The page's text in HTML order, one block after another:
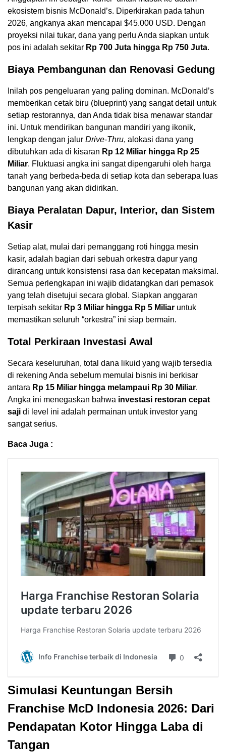
ekosistem bisnis McDonald’s. Diperkirakan pada tahun
2026, angkanya akan mencapai $45.000 USD. Dengan
proyeksi nilai tukar, dana yang perlu Anda siapkan untuk
pos ini adalah sekitar Rp 700 Juta hingga Rp 750 Juta.
Biaya Pembangunan dan Renovasi Gedung
Inilah pos pengeluaran yang paling dominan. McDonald’s
memberikan cetak biru (blueprint) yang sangat detail untuk
setiap restorannya, dan Anda tidak bisa menawar standar
ini. Untuk mendirikan bangunan mandiri yang ikonik,
lengkap dengan jalur Drive-Thru, alokasi dana yang
dibutuhkan ada di kisaran Rp 12 Miliar hingga Rp 25
Miliar. Fluktuasi angka ini sangat dipengaruhi oleh harga
tanah yang berbeda-beda di setiap kota dan seberapa luas
bangunan yang akan didirikan.
Biaya Peralatan Dapur, Interior, dan Sistem
Kasir
Setiap alat, mulai dari pemanggang roti hingga mesin
kasir, adalah bagian dari sebuah orkestra dapur yang
dirancang untuk konsistensi rasa dan kecepatan maksimal.
Semua perlengkapan ini wajib didatangkan dari pemasok
yang telah disetujui secara global. Siapkan anggaran
terpisah sekitar Rp 3 Miliar hingga Rp 5 Miliar untuk
memastikan seluruh “orkestra” ini siap bermain.
Total Perkiraan Investasi Awal
Secara keseluruhan, total dana likuid yang wajib tersedia
di rekening Anda sebelum memulai bisnis ini berkisar
antara Rp 15 Miliar hingga melampaui Rp 30 Miliar.
Angka ini menegaskan bahwa investasi restoran cepat
saji di level ini adalah permainan untuk investor yang
sangat serius.
Baca Juga :
Simulasi Keuntungan Bersih
Franchise McD Indonesia 2026: Dari
Pendapatan Kotor Hingga Laba di
Tangan